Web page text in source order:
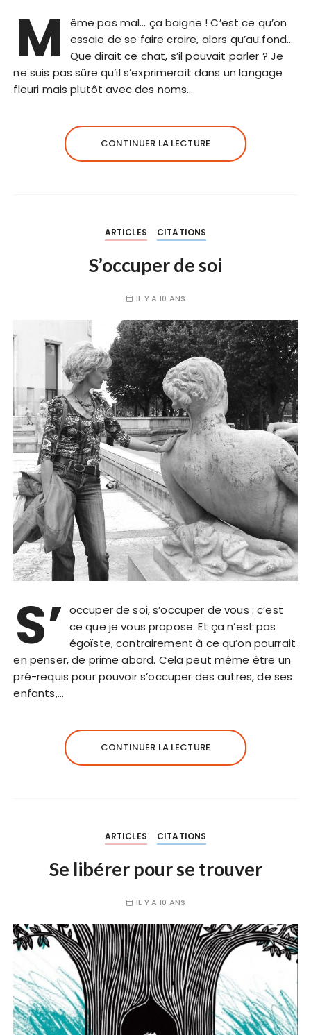
M
ême pas mal… ça baigne ! C’est ce qu’on
essaie de se faire croire, alors qu’au fond…
Que dirait ce chat, s’il pouvait parler ? Je
ne suis pas sûre qu’il s’exprimerait dans un langage
fleuri mais plutôt avec des noms…
CONTINUER LA LECTURE
ARTICLES CITATIONS
S’occuper de soi
IL Y A 10 ANS
S’ occuper de soi, s’occuper de vous : c’est
ce que je vous propose. Et ça n’est pas
égoïste, contrairement à ce qu’on pourrait
en penser, de prime abord. Cela peut même être un
pré-requis pour pouvoir s’occuper des autres, de ses
enfants,…
CONTINUER LA LECTURE
ARTICLES CITATIONS
Se libérer pour se trouver
IL Y A 10 ANS